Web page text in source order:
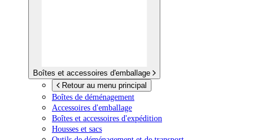
Boîtes et accessoires d'emballage
Retour au menu principal
Boîtes de déménagement
Accessoires d'emballage
Boîtes et accessoires d'expédition
Housses et sacs